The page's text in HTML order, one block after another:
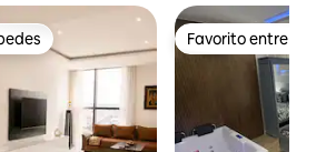
Favorito entre
Favorito entre